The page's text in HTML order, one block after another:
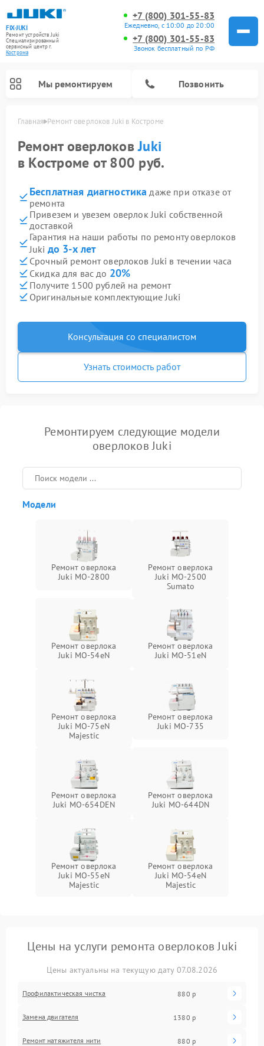
FIX-JUKI
Ремонт устройств Juki
Специализированный
cервисный центр г.
Кострома
+7 (800) 301-55-83
Ежедневно, с 10:00 до 20:00
+7 (800) 301-55-83
Звонок бесплатный по РФ
Мы ремонтируем Позвонить
Главная Ремонт оверлоков Juki в Костроме
Ремонт оверлоковJuki
в Костроме от 800 руб.
Бесплатная диагностика даже при отказе от
ремонта
Привезем и увезем оверлок Juki собственной
доставкой
Гарантия на наши работы по ремонту оверлоков
Juki до 3-х лет
Срочный ремонт оверлоков Juki в течении часа
Скидка для вас до 20%
Получите 1500 рублей на ремонт
Оригинальные комплектующие Juki
Консультация со специалистом
Узнать стоимость работ
Ремонтируем следующие модели
оверлоков Juki
Модели
Ремонт оверлока
Juki MO-2800
Ремонт оверлока
Juki MO-2500
Sumato
Ремонт оверлока
Juki MO-54eN
Ремонт оверлока
Juki MO-51eN
Ремонт оверлока
Juki MO-75eN
Majestic
Ремонт оверлока
Juki MO-735
Ремонт оверлока
Juki MO-654DEN
Ремонт оверлока
Juki MO-644DN
Ремонт оверлока
Juki MO-55eN
Majestic
Ремонт оверлока
Juki MO-54eN
Majestic
Цены на услуги ремонта оверлоков Juki
Цены актуальны на текущую дату 07.08.2026
Профилактическая чистка 880 р
Замена двигателя 1380 р
Ремонт натяжителя нити 880 р